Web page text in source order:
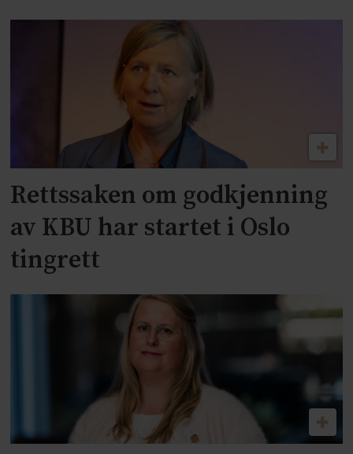
Rettssaken om godkjenning
av KBU har startet i Oslo
tingrett